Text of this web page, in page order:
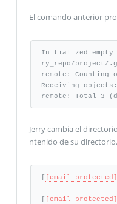
El comando anterior
Initialized
ry_repo/project/
remote: Counting
Receiving
remote: Total 3
Jerry cambia el
ntenido de su directorio.
[ [email protected]
[ [email protected]